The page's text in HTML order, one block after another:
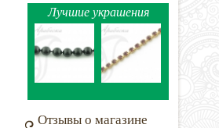
Лучшие украшения
Отзывы о магазине